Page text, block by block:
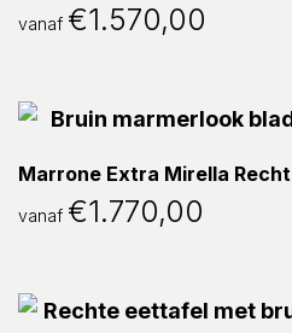
vanaf €1.570,00
Marrone Extra Mirella Recht
vanaf €1.770,00